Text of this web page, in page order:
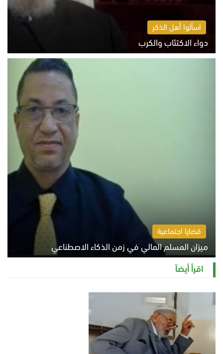
اسألوا أهل الذكر
دواء الاكتئاب والكرب
السبت 8 أغسطس 2026 10:54 ص
قضايا اجتماعية
ميزان المسلم المالي في زمن الذكاء الاصطناعي
السبت 8 أغسطس 2026 11:21 ص
اقرأ أيضاً